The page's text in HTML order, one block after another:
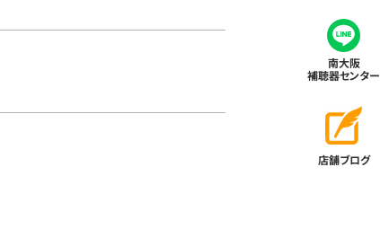
南大阪
補聴器センター
店舗ブログ